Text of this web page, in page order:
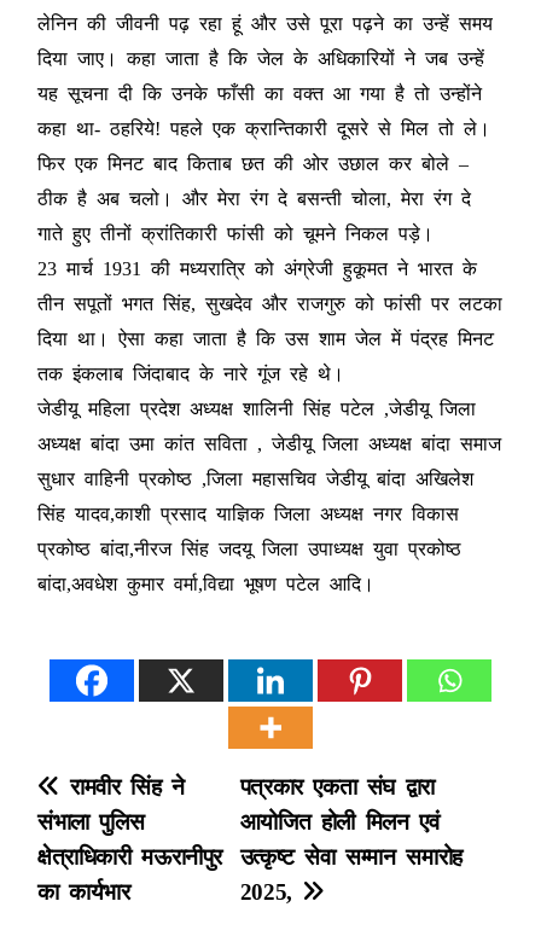
लेनिन की जीवनी पढ़ रहा हूं और उसे पूरा पढ़ने का उन्हें समय
दिया जाए। कहा जाता है कि जेल के अधिकारियों ने जब उन्हें
यह सूचना दी कि उनके फाँसी का वक्त आ गया है तो उन्होंने
कहा था- ठहरिये! पहले एक क्रान्तिकारी दूसरे से मिल तो ले।
फिर एक मिनट बाद किताब छत की ओर उछाल कर बोले –
ठीक है अब चलो। और मेरा रंग दे बसन्ती चोला, मेरा रंग दे
गाते हुए तीनों क्रांतिकारी फांसी को चूमने निकल पड़े।
23 मार्च 1931 की मध्यरात्रि को अंग्रेजी हुकूमत ने भारत के
तीन सपूतों भगत सिंह, सुखदेव और राजगुरु को फांसी पर लटका
दिया था। ऐसा कहा जाता है कि उस शाम जेल में पंद्रह मिनट
तक इंकलाब जिंदाबाद के नारे गूंज रहे थे।
जेडीयू महिला प्रदेश अध्यक्ष शालिनी सिंह पटेल ,जेडीयू जिला
अध्यक्ष बांदा उमा कांत सविता , जेडीयू जिला अध्यक्ष बांदा समाज
सुधार वाहिनी प्रकोष्ठ ,जिला महासचिव जेडीयू बांदा अखिलेश
सिंह यादव,काशी प्रसाद याज्ञिक जिला अध्यक्ष नगर विकास
प्रकोष्ठ बांदा,नीरज सिंह जदयू जिला उपाध्यक्ष युवा प्रकोष्ठ
बांदा,अवधेश कुमार वर्मा,विद्या भूषण पटेल आदि।
P
o
s
पत्रकार एकता संघ द्वारा
आयोजित होली मिलन एवं
उत्कृष्ट सेवा सम्मान समारोह
2025,
रामवीर सिंह ने
संभाला पुलिस
क्षेत्राधिकारी मऊरानीपुर
का कार्यभार